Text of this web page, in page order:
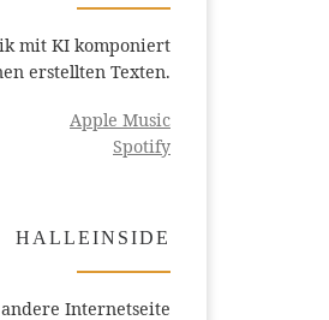
mit KI komponiert
erstellten Texten.
Apple Music
Spotify
HALLEINSIDE
Internetseite